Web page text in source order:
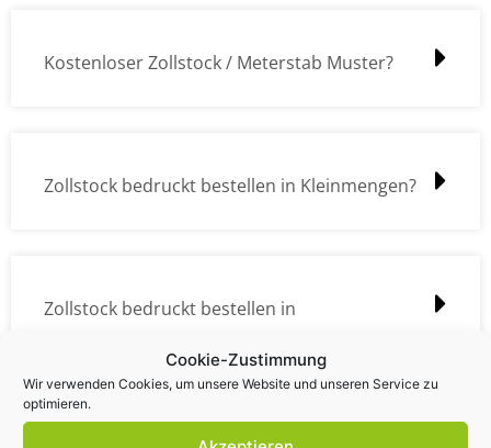
Cookie-Zustimmung
Wir verwenden Cookies, um unsere Website und unseren Service zu
optimieren.
Kostenloser Zollstock / Meterstab Muster?
Zollstock bedruckt bestellen in Kleinmengen?
Zollstock bedruckt bestellen in